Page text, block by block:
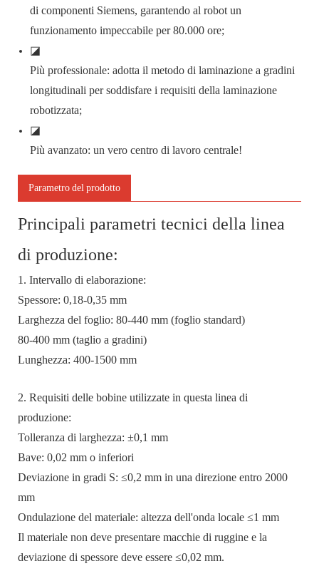
di componenti Siemens, garantendo al robot un
funzionamento impeccabile per 80.000 ore;
◪
Più professionale: adotta il metodo di laminazione a gradini
longitudinali per soddisfare i requisiti della laminazione
robotizzata;
◪
Più avanzato: un vero centro di lavoro centrale!
Parametro del prodotto
Principali parametri tecnici della linea
di produzione:
1. Intervallo di elaborazione:
Spessore: 0,18-0,35 mm
Larghezza del foglio: 80-440 mm (foglio standard)
80-400 mm (taglio a gradini)
Lunghezza: 400-1500 mm
2. Requisiti delle bobine utilizzate in questa linea di
produzione:
Tolleranza di larghezza: ±0,1 mm
Bave: 0,02 mm o inferiori
Deviazione in gradi S: ≤0,2 mm in una direzione entro 2000
mm
Ondulazione del materiale: altezza dell'onda locale ≤1 mm
Il materiale non deve presentare macchie di ruggine e la
deviazione di spessore deve essere ≤0,02 mm.